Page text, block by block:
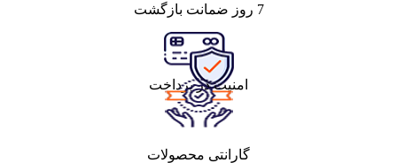
7 روز ضمانت بازگشت
امنیت در پرداخت
گارانتی محصولات